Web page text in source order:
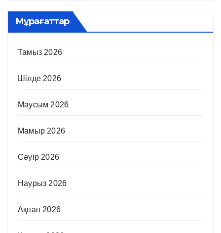
Мұрағаттар
Тамыз 2026
Шілде 2026
Маусым 2026
Мамыр 2026
Сәуір 2026
Наурыз 2026
Ақпан 2026